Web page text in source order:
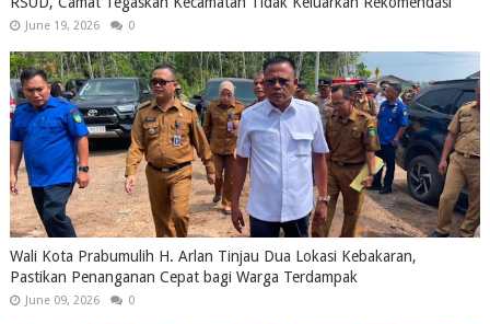
June 19, 2026 0
Wali Kota Prabumulih H. Arlan Tinjau Dua Lokasi Kebakaran,
Pastikan Penanganan Cepat bagi Warga Terdampak
June 09, 2026 0